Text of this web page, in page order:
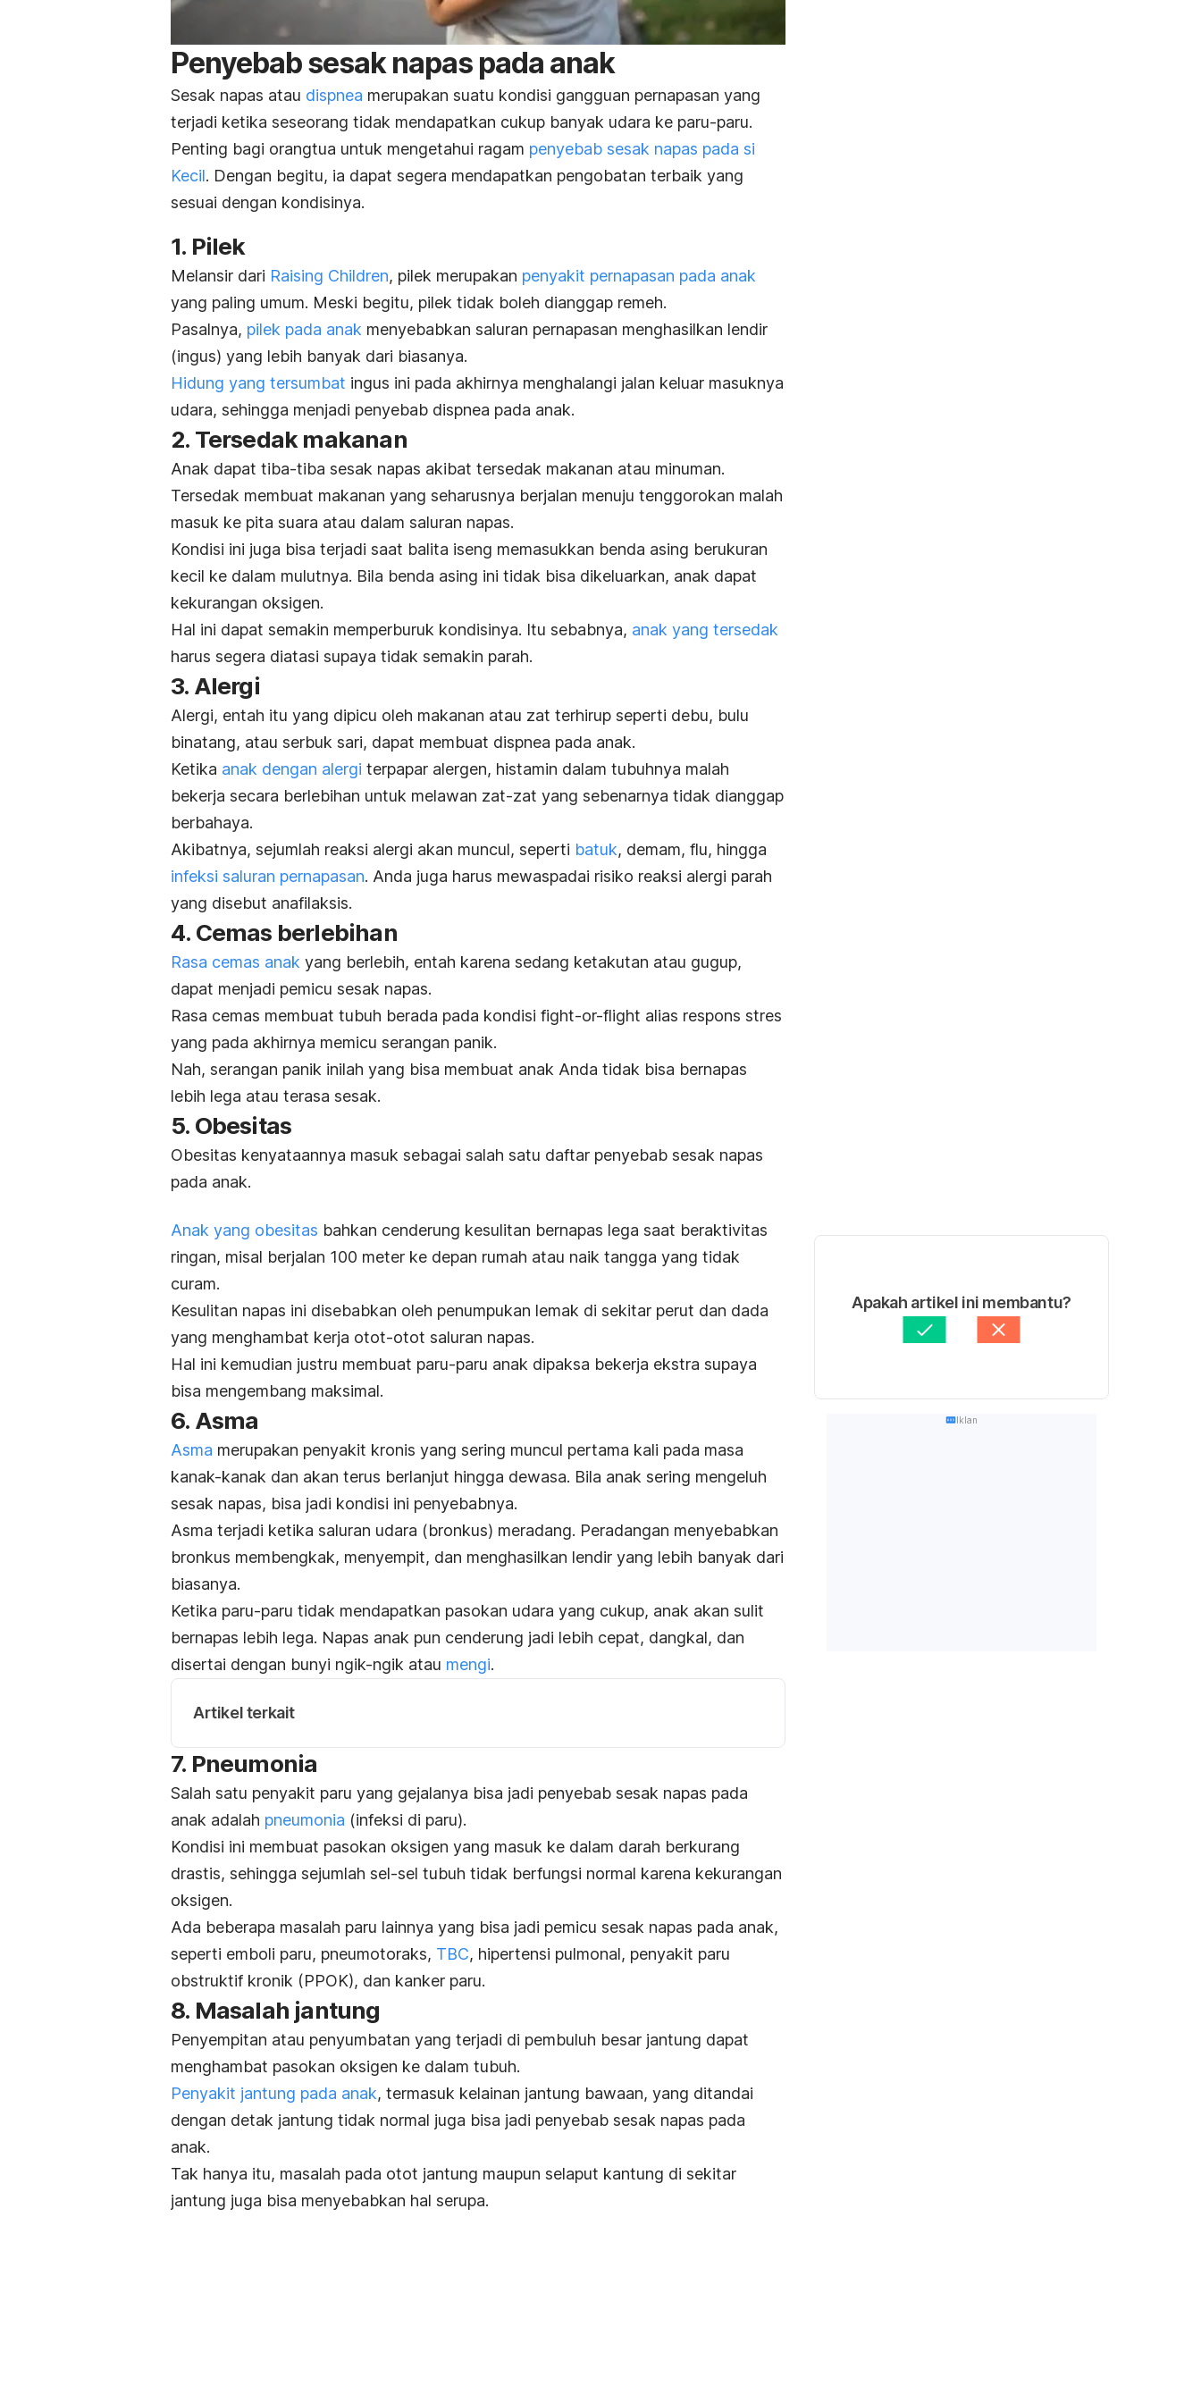
Penyebab sesak napas pada anak
Sesak napas atau dispnea merupakan suatu kondisi gangguan pernapasan yang
terjadi ketika seseorang tidak mendapatkan cukup banyak udara ke paru-paru.
Penting bagi orangtua untuk mengetahui ragam penyebab sesak napas pada si
Kecil. Dengan begitu, ia dapat segera mendapatkan pengobatan terbaik yang
sesuai dengan kondisinya.
1. Pilek
Melansir dari Raising Children, pilek merupakan penyakit pernapasan pada anak
yang paling umum. Meski begitu, pilek tidak boleh dianggap remeh.
Pasalnya, pilek pada anak menyebabkan saluran pernapasan menghasilkan lendir
(ingus) yang lebih banyak dari biasanya.
Hidung yang tersumbat ingus ini pada akhirnya menghalangi jalan keluar masuknya
udara, sehingga menjadi penyebab dispnea pada anak.
2. Tersedak makanan
Anak dapat tiba-tiba sesak napas akibat tersedak makanan atau minuman.
Tersedak membuat makanan yang seharusnya berjalan menuju tenggorokan malah
masuk ke pita suara atau dalam saluran napas.
Kondisi ini juga bisa terjadi saat balita iseng memasukkan benda asing berukuran
kecil ke dalam mulutnya. Bila benda asing ini tidak bisa dikeluarkan, anak dapat
kekurangan oksigen.
Hal ini dapat semakin memperburuk kondisinya. Itu sebabnya, anak yang tersedak
harus segera diatasi supaya tidak semakin parah.
3. Alergi
Alergi, entah itu yang dipicu oleh makanan atau zat terhirup seperti debu, bulu
binatang, atau serbuk sari, dapat membuat dispnea pada anak.
Ketika anak dengan alergi terpapar alergen, histamin dalam tubuhnya malah
bekerja secara berlebihan untuk melawan zat-zat yang sebenarnya tidak dianggap
berbahaya.
Akibatnya, sejumlah reaksi alergi akan muncul, seperti batuk, demam, flu, hingga
infeksi saluran pernapasan. Anda juga harus mewaspadai risiko reaksi alergi parah
yang disebut anafilaksis.
4. Cemas berlebihan
Rasa cemas anak yang berlebih, entah karena sedang ketakutan atau gugup,
dapat menjadi pemicu sesak napas.
Rasa cemas membuat tubuh berada pada kondisi fight-or-flight alias respons stres
yang pada akhirnya memicu serangan panik.
Nah, serangan panik inilah yang bisa membuat anak Anda tidak bisa bernapas
lebih lega atau terasa sesak.
5. Obesitas
Obesitas kenyataannya masuk sebagai salah satu daftar penyebab sesak napas
pada anak.
Anak yang obesitas bahkan cenderung kesulitan bernapas lega saat beraktivitas
ringan, misal berjalan 100 meter ke depan rumah atau naik tangga yang tidak
curam.
Kesulitan napas ini disebabkan oleh penumpukan lemak di sekitar perut dan dada
yang menghambat kerja otot-otot saluran napas.
Hal ini kemudian justru membuat paru-paru anak dipaksa bekerja ekstra supaya
bisa mengembang maksimal.
6. Asma
Asma merupakan penyakit kronis yang sering muncul pertama kali pada masa
kanak-kanak dan akan terus berlanjut hingga dewasa. Bila anak sering mengeluh
sesak napas, bisa jadi kondisi ini penyebabnya.
Asma terjadi ketika saluran udara (bronkus) meradang. Peradangan menyebabkan
bronkus membengkak, menyempit, dan menghasilkan lendir yang lebih banyak dari
biasanya.
Ketika paru-paru tidak mendapatkan pasokan udara yang cukup, anak akan sulit
bernapas lebih lega. Napas anak pun cenderung jadi lebih cepat, dangkal, dan
disertai dengan bunyi ngik-ngik atau mengi.
Artikel terkait
7. Pneumonia
Salah satu penyakit paru yang gejalanya bisa jadi penyebab sesak napas pada
anak adalah pneumonia (infeksi di paru).
Kondisi ini membuat pasokan oksigen yang masuk ke dalam darah berkurang
drastis, sehingga sejumlah sel-sel tubuh tidak berfungsi normal karena kekurangan
oksigen.
Ada beberapa masalah paru lainnya yang bisa jadi pemicu sesak napas pada anak,
seperti emboli paru, pneumotoraks, TBC, hipertensi pulmonal, penyakit paru
obstruktif kronik (PPOK), dan kanker paru.
8. Masalah jantung
Penyempitan atau penyumbatan yang terjadi di pembuluh besar jantung dapat
menghambat pasokan oksigen ke dalam tubuh.
Penyakit jantung pada anak, termasuk kelainan jantung bawaan, yang ditandai
dengan detak jantung tidak normal juga bisa jadi penyebab sesak napas pada
anak.
Tak hanya itu, masalah pada otot jantung maupun selaput kantung di sekitar
jantung juga bisa menyebabkan hal serupa.
Apakah artikel ini membantu?
Iklan